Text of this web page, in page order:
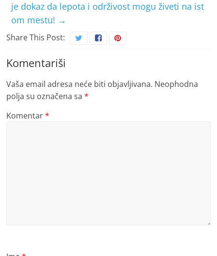
je dokaz da lepota i održivost mogu živeti na ist
om mestu! →
Share This Post:
Komentariši
Vaša email adresa neće biti objavljivana. Neophodna
polja su označena sa*
Komentar*